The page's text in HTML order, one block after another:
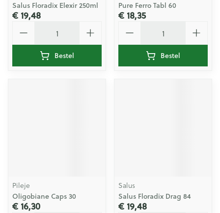
Salus Floradix Elexir 250ml
€ 19,48
Bestel
Pure Ferro Tabl 60
€ 18,35
Bestel
Pileje
Oligobiane Caps 30
€ 16,30
Salus
Salus Floradix Drag 84
€ 19,48